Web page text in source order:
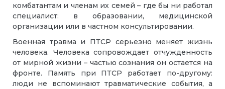
комбатантам и членам их семей – где бы ни работал
специалист: в образовании, медицинской
организации или в частном консультировании.
Военная травма и ПТСР серьезно меняет жизнь
человека. Человека сопровождает отчужденность
от мирной жизни – частью сознания он остается на
фронте. Память при ПТСР работает по-другому:
люди не вспоминают травматические события, а